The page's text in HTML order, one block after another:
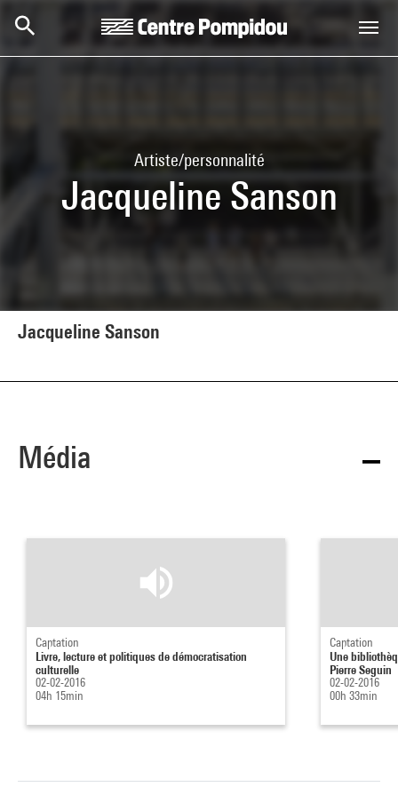
Artiste/personnalité
Jacqueline Sanson
Jacqueline Sanson
Média
Captation
Livre, lecture et politiques de démocratisation
culturelle
02-02-2016
04h 15min
Captation
Une
Pierre Seguin
02-02-2016
00h 33min